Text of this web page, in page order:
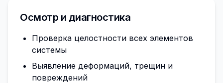
Осмотр и диагностика
Проверка целостности всех элементов
системы
Выявление деформаций, трещин и
повреждений